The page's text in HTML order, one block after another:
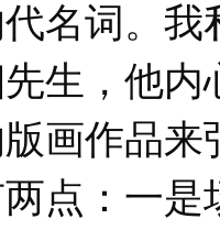
名词。
生，他
画作品
点：一